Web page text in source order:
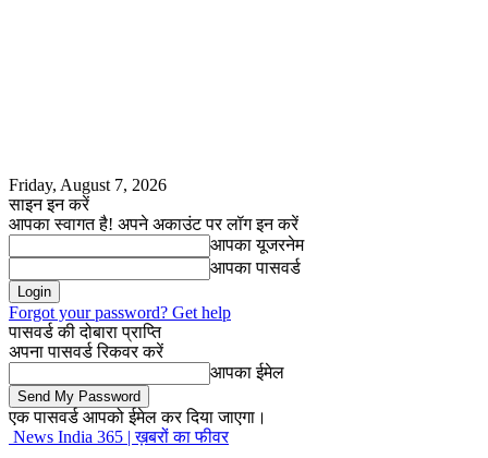
Friday, August 7, 2026
साइन इन करें
आपका स्वागत है! अपने अकाउंट पर लॉग इन करें
आपका यूजरनेम
आपका पासवर्ड
Forgot your password? Get help
पासवर्ड की दोबारा प्राप्ति
अपना पासवर्ड रिकवर करें
आपका ईमेल
एक पासवर्ड आपको ईमेल कर दिया जाएगा।
News India 365 | ख़बरों का फीवर